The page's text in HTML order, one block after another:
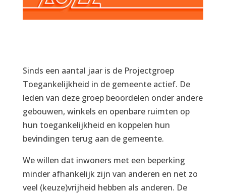
Sinds een aantal jaar is de Projectgroep
Toegankelijkheid in de gemeente actief. De
leden van deze groep beoordelen onder andere
gebouwen, winkels en openbare ruimten op
hun toegankelijkheid en koppelen hun
bevindingen terug aan de gemeente.
We willen dat inwoners met een beperking
minder afhankelijk zijn van anderen en net zo
veel (keuze)vrijheid hebben als anderen. De